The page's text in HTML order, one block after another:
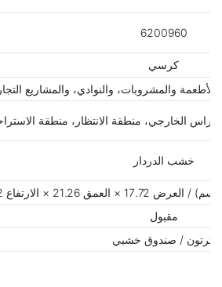
6200960
كرسي
والمشروبات، والنوادي، والمشاريع
الخارجي، منطقة الانتظار، منطقة
خشب الدردار
مقبول
كرتون / صندوق خشبي